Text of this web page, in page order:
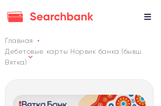
Главная
Дебетовые карты Норвик банка (бывш.
Вятка)